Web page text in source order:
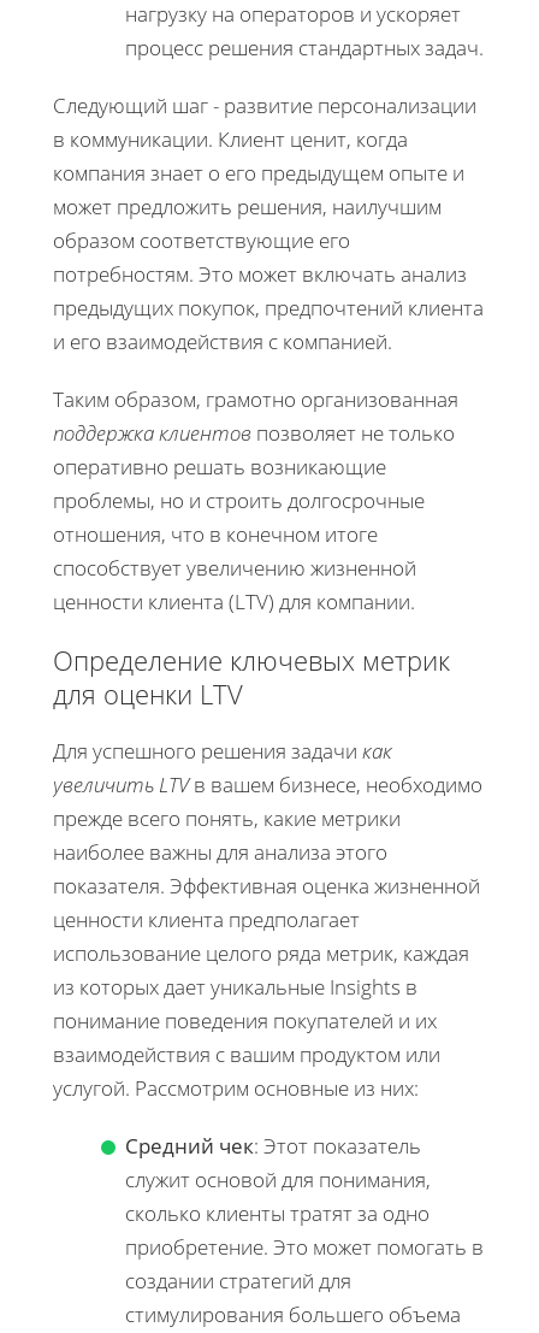
нагрузку на операторов и ускоряет
процесс решения стандартных задач.
Следующий шаг - развитие персонализации
в коммуникации. Клиент ценит, когда
компания знает о его предыдущем опыте и
может предложить решения, наилучшим
образом соответствующие его
потребностям. Это может включать анализ
предыдущих покупок, предпочтений клиента
и его взаимодействия с компанией.
Таким образом, грамотно организованная
поддержка клиентов позволяет не только
оперативно решать возникающие
проблемы, но и строить долгосрочные
отношения, что в конечном итоге
способствует увеличению жизненной
ценности клиента (LTV) для компании.
Определение ключевых метрик
для оценки LTV
Для успешного решения задачи как
увеличить LTVв вашем бизнесе, необходимо
прежде всего понять, какие метрики
наиболее важны для анализа этого
показателя. Эффективная оценка жизненной
ценности клиента предполагает
использование целого ряда метрик, каждая
из которых дает уникальные Insights в
понимание поведения покупателей и их
взаимодействия с вашим продуктом или
услугой. Рассмотрим основные из них:
Средний чек: Этот показатель
служит основой для понимания,
сколько клиенты тратят за одно
приобретение. Это может помогать в
создании стратегий для
стимулирования большего объема